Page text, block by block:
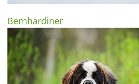
Bernhardiner